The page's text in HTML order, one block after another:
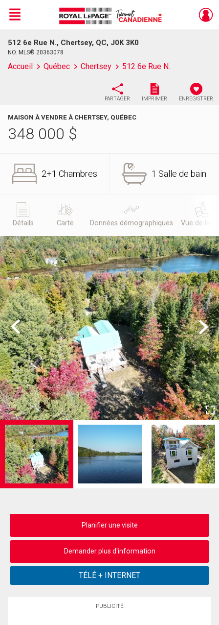
Live
En Direct
Menu
512 6e Rue N., Chertsey, QC, J0K 3K0
NO. MLS® 20363078
Accueil Québec Chertsey 512 6e Rue N.
PARTAGER IMPRIMER ENREGISTRER
MAISON À VENDRE À CHERTSEY, QUÉBEC
348 000 $
2+1 Chambres 1 Salle de bain
Détails Carte Données démographiques Vue de la
Previous Next
Planifier une visite
Demander plus d'information
PUBLICITÉ